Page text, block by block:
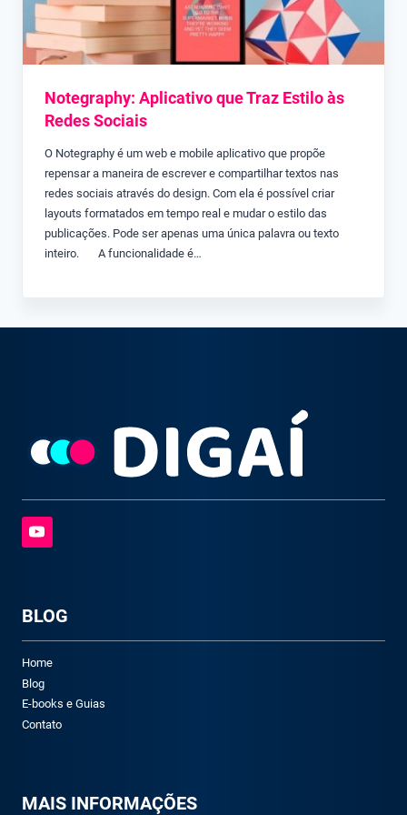
Notegraphy: Aplicativo que Traz Estilo às
Redes Sociais
O Notegraphy é um web e mobile aplicativo que propõe
repensar a maneira de escrever e compartilhar textos nas
redes sociais através do design. Com ela é possível criar
layouts formatados em tempo real e mudar o estilo das
publicações. Pode ser apenas uma única palavra ou texto
inteiro. A funcionalidade é…
BLOG
Home
Blog
E-books e Guias
Contato
MAIS INFORMAÇÕES